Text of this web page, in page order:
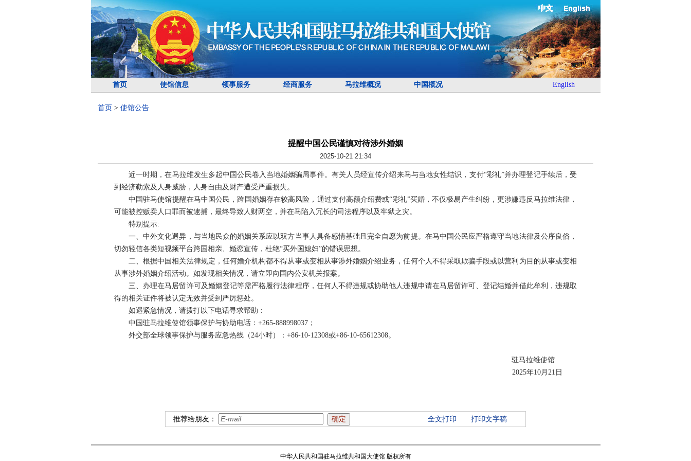
English
中文
首页 使馆信息 领事服务 经商服务 马拉维概况 中国概况 English
首页 > 使馆公告
提醒中国公民谨慎对待涉外婚姻
2025-10-21 21:34
近一时期，在马拉维发生多起中国公民卷入当地婚姻骗局事件。有关人员经宣传介绍来马与当地女性结识，支付“彩礼”并办理登记手续后，受
到经济勒索及人身威胁，人身自由及财产遭受严重损失。
中国驻马使馆提醒在马中国公民，跨国婚姻存在较高风险，通过支付高额介绍费或“彩礼”买婚，不仅极易产生纠纷，更涉嫌违反马拉维法律，
可能被控贩卖人口罪而被逮捕，最终导致人财两空，并在马陷入冗长的司法程序以及牢狱之灾。
特别提示:
一、中外文化迥异，与当地民众的婚姻关系应以双方当事人具备感情基础且完全自愿为前提。在马中国公民应严格遵守当地法律及公序良俗，
切勿轻信各类短视频平台跨国相亲、婚恋宣传，杜绝“买外国媳妇”的错误思想。
二、根据中国相关法律规定，任何婚介机构都不得从事或变相从事涉外婚姻介绍业务，任何个人不得采取欺骗手段或以营利为目的从事或变相
从事涉外婚姻介绍活动。如发现相关情况，请立即向国内公安机关报案。
三、办理在马居留许可及婚姻登记等需严格履行法律程序，任何人不得违规或协助他人违规申请在马居留许可、登记结婚并借此牟利，违规取
得的相关证件将被认定无效并受到严厉惩处。
如遇紧急情况，请拨打以下电话寻求帮助：
中国驻马拉维使馆领事保护与协助电话：+265-888998037；
外交部全球领事保护与服务应急热线（24小时）：+86-10-12308或+86-10-65612308。
驻马拉维使馆
2025年10月21日
推荐给朋友： 全文打印 打印文字稿
中华人民共和国驻马拉维共和国大使馆 版权所有